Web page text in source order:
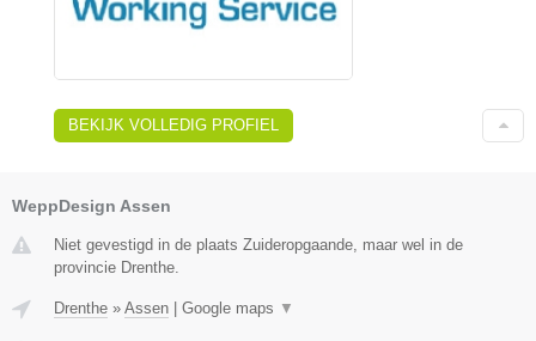
BEKIJK VOLLEDIG PROFIEL
WeppDesign Assen
Niet gevestigd in de plaats Zuideropgaande, maar wel in de
provincie Drenthe.
Drenthe » Assen Google maps ▼